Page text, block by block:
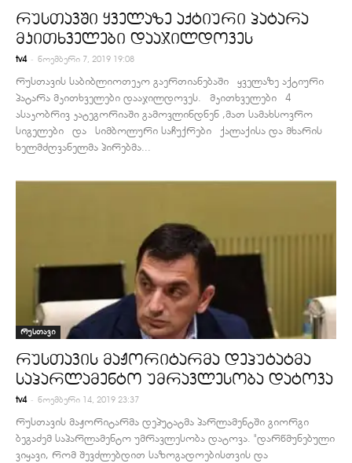
რუსთავში ყველაზე აქტიური პატარა
მკითხველები დააჯილდოვეს
tv4 - ნოემბერი 7, 2019 19:08
რუსთავის საბიბლიოთეკო გაერთიანებაში ყველაზე აქტიური
პატარა მკითხველები დააჯილდოვეს. მკითხველები 4
ასაკობრივ კატეგორიაში გამოვლინდნენ ,მათ სამახსოვრო
სიგელები და სიმბოლური საჩუქრები ქალაქისა და მხარის
ხელმძღვანელმა პირებმა...
რუსთავი
რუსთავის მაჟორიტარმა დეპუტატმა
საპარლამენტო უმრავლესობა დატოვა
tv4 - ნოემბერი 14, 2019 23:37
რუსთავის მაჟორიტარმა დეპუტატმა პარლამენტში გიორგი
ბეგაძემ საპარლამენტო უმრავლესობა დატოვა. "დარწმუნებული
ვიყავი, რომ შევძლებდით საზოგადოებისთვის და